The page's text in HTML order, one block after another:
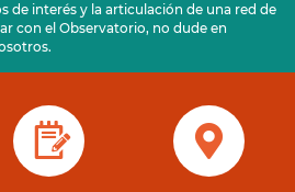
de interés y la articulación de una red de
con el Observatorio, no dude en